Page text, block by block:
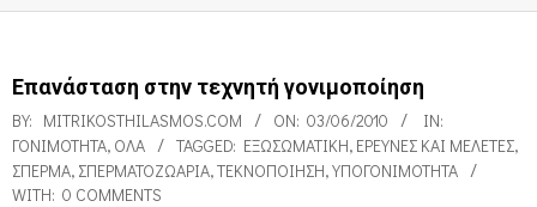
Επανάσταση στην τεχνητή γονιμοποίηση
BY: MITRIKOSTHILASMOS.COM ON: 03/06/2010
IN:
ΓΟΝΙΜΌΤΗΤΑ, ΌΛΑ TAGGED: ΕΞΩΣΩΜΑΤΙΚΉ, ΕΡΕΥΝΕΣ ΚΑΙ ΜΕΛΈΤΕΣ,
ΣΠΈΡΜΑ, ΣΠΕΡΜΑΤΟΖΩΆΡΙΑ,ΤΕΚΝΟΠΟΊΗΣΗ,ΥΠΟΓΟΝΙΜΌΤΗΤΑ
WITH: 0 COMMENTS